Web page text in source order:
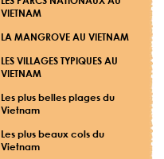
VIETNAM
LA MANGROVE AU VIETNAM
LES VILLAGES TYPIQUES AU
VIETNAM
Les plus belles plages du
Vietnam
Les plus beaux cols du
Vietnam